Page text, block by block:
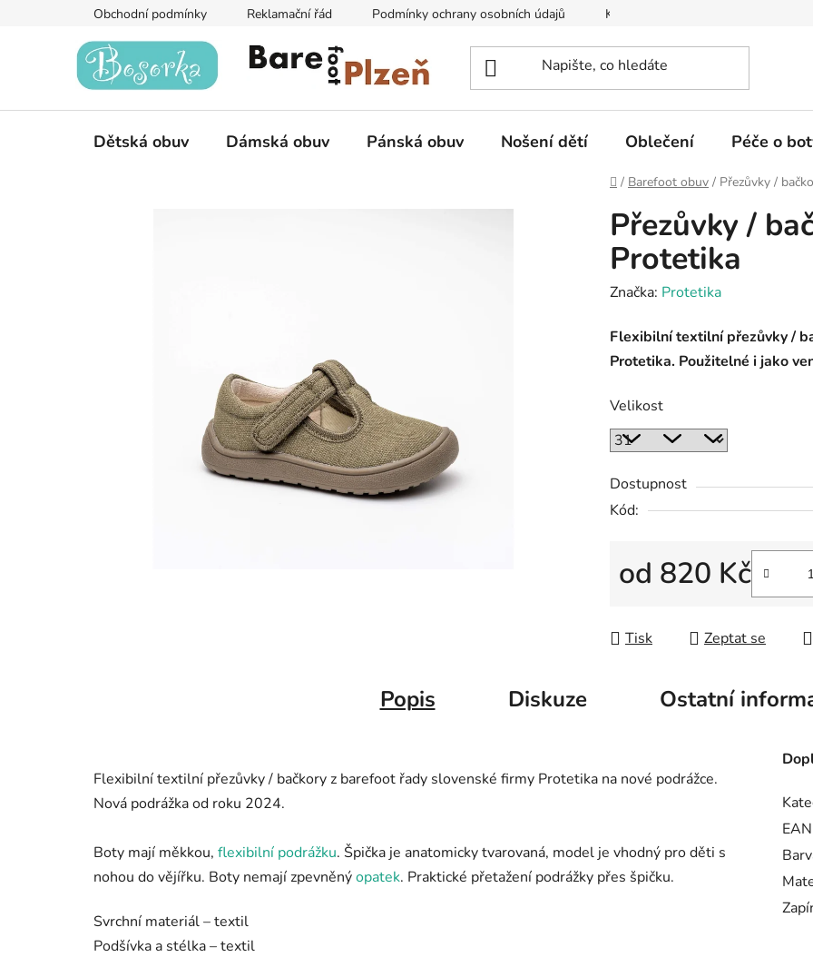
Obchodní podmínky Reklamační řád Podmínky ochrany osobních údajů Kontakty na prodejny
Dětská obuv Dámská obuv Pánská obuv Nošení dětí Oblečení Péče o
Domů
/ Barefoot obuv / Přezůvky /
Přezůvky /
Protetika
Značka: Protetika
Flexibilní textilní přezůvky /
Protetika. Použitelné i jako
Velikost
Dostupnost
Kód:
od 820 Kč
Tisk
Zeptat se
Popis Diskuze Ostatní
Flexibilní textilní přezůvky / bačkory z barefoot řady slovenské firmy Protetika na nové podrážce.
Nová podrážka od roku 2024.
Boty mají měkkou, flexibilní podrážku. Špička je anatomicky tvarovaná, model je vhodný pro děti s
nohou do vějířku. Boty nemají zpevněnýopatek. Praktické přetažení podrážky přes špičku.
Svrchní materiál – textil
Podšívka a stélka – textil
EAN